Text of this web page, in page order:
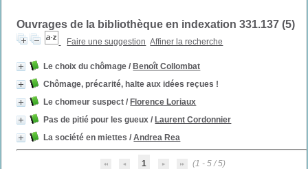
Ouvrages de la bibliothèque en indexation 331.137 (5)
Faire une suggestion Affiner la recherche
Le choix du chômage / Benoît Collombat
Chômage, précarité, halte aux idées reçues !
Le chomeur suspect / Florence Loriaux
Pas de pitié pour les gueux / Laurent Cordonnier
La société en miettes /Andrea Rea
1 (1 - 5 / 5)